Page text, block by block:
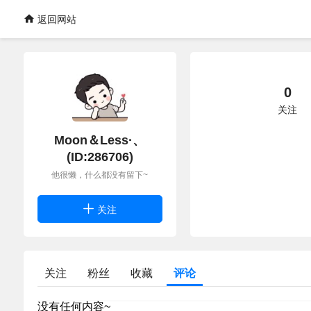
返回网站
Moon＆Less·、
(ID:286706)
他很懒，什么都没有留下~
关注
0
关注
关注 粉丝 收藏 评论
没有任何内容~